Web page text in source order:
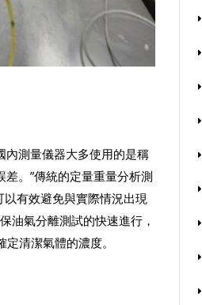
內測量儀器大多使用的是稱
。”傳統的定量重量分析測
有效避免與實際情況出現
油氣分離測試的快速進行，
清潔氣體的濃度。